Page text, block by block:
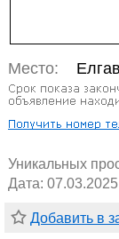
Место:
Уникальных
Дата:
Добавить в